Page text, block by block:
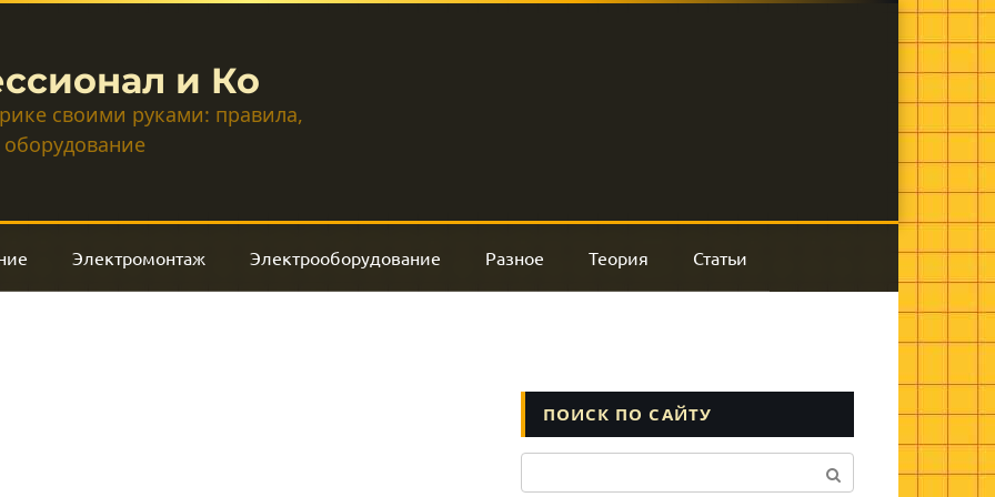
и Ко
своими руками: правила,
Электромонтаж Электрооборудование Разное Теория Статьи
ПОИСК ПО САЙТУ